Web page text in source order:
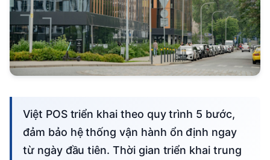
Việt POS triển khai theo quy trình 5 bước,
đảm bảo hệ thống vận hành ổn định ngay
từ ngày đầu tiên. Thời gian triển khai trung